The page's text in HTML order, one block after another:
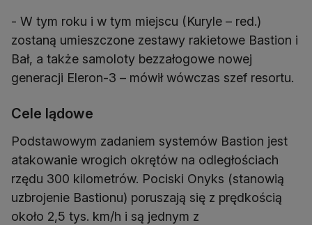
- W tym roku i w tym miejscu (Kuryle – red.)
zostaną umieszczone zestawy rakietowe Bastion i
Bał, a także samoloty bezzałogowe nowej
generacji Eleron-3 – mówił wówczas szef resortu.
Cele lądowe
Podstawowym zadaniem systemów Bastion jest
atakowanie wrogich okrętów na odległościach
rzędu 300 kilometrów. Pociski Onyks (stanowią
uzbrojenie Bastionu) poruszają się z prędkością
około 2,5 tys. km/h i są jednym z